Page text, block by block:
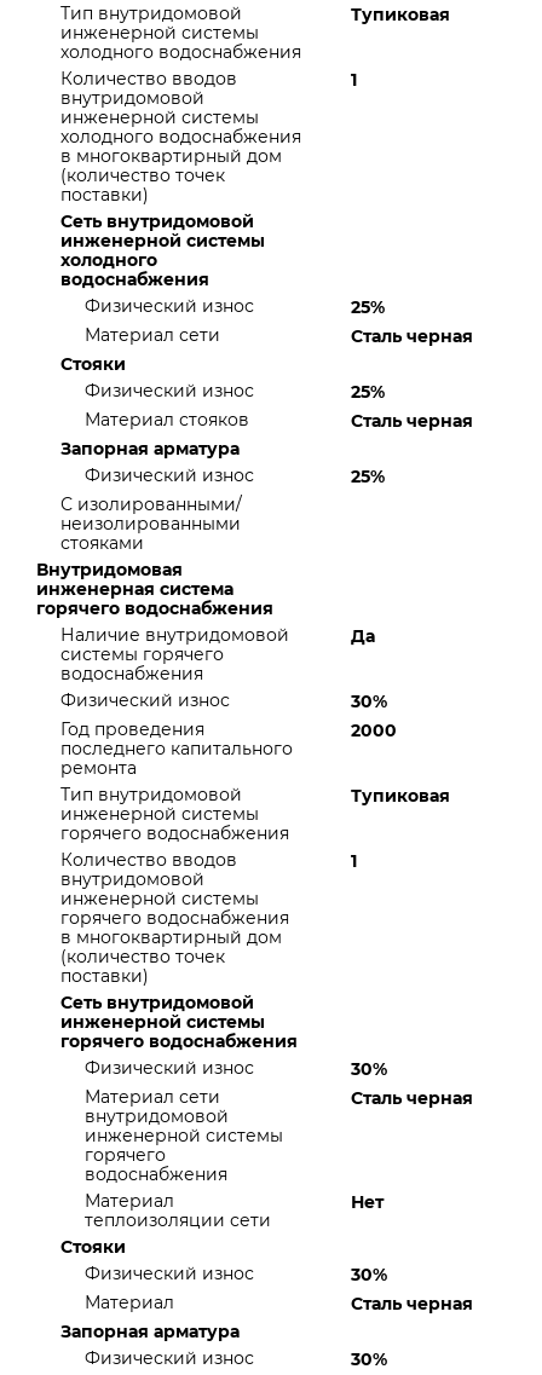
Тип внутридомовой
инженерной системы
холодного водоснабжения
Тупиковая
Количество вводов
внутридомовой
инженерной системы
холодного водоснабжения
в многоквартирный дом
(количество точек
поставки)
1
Сеть внутридомовой
инженерной системы
холодного
водоснабжения
Физический износ
25%
Материал сети
Сталь черная
Стояки
Физический износ
25%
Материал стояков
Сталь черная
Запорная арматура
Физический износ
25%
С изолированными/
неизолированными
стояками
Внутридомовая
инженерная система
горячего водоснабжения
Наличие внутридомовой
системы горячего
водоснабжения
Да
Физический износ
30%
Год проведения
последнего капитального
ремонта
2000
Тип внутридомовой
инженерной системы
горячего водоснабжения
Тупиковая
Количество вводов
внутридомовой
инженерной системы
горячего водоснабжения
в многоквартирный дом
(количество точек
поставки)
1
Сеть внутридомовой
инженерной системы
горячего водоснабжения
Физический износ
30%
Материал сети
внутридомовой
инженерной системы
горячего
водоснабжения
Сталь черная
Материал
теплоизоляции сети
Нет
Стояки
Физический износ
30%
Материал
Сталь черная
Запорная арматура
Физический износ
30%